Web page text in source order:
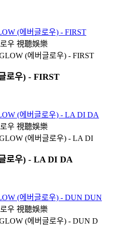
(에버글로우) - FIRST
우 視聽娛樂
로우) - FIRST
(에버글로우) - LA DI DA
우 視聽娛樂
로우) - LA DI DA
(에버글로우) - DUN DUN
우 視聽娛樂